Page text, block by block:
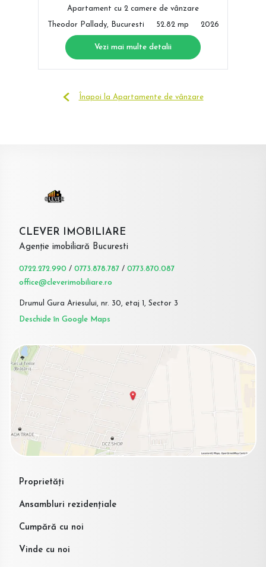
Apartament cu 2 camere de vânzare
Theodor Pallady, Bucuresti 52.82 mp 2026
Vezi mai multe detalii
Înapoi la Apartamente de vânzare
CLEVER IMOBILIARE
Agenție imobiliară Bucuresti
0722.272.990 / 0773.878.787 / 0773.870.087
office@cleverimobiliare.ro
Drumul Gura Ariesului, nr. 30, etaj 1, Sector 3
Deschide în Google Maps
Proprietăți
Ansambluri rezidențiale
Cumpără cu noi
Vinde cu noi